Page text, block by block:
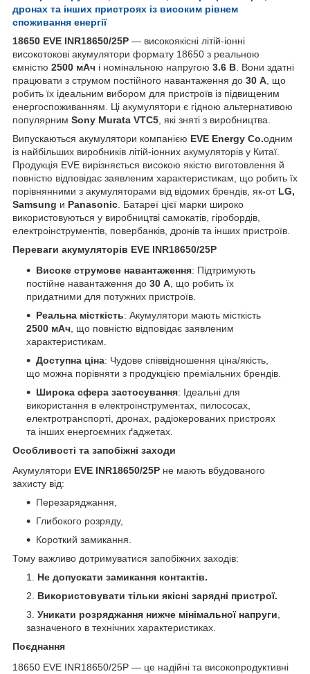
дронах та інших пристроях із високим рівнем
споживання енергії
18650 EVE INR18650/25P — високоякісні літій-іонні
високотокові акумулятори формату 18650 з реальною
ємністю 2500 мАч і номінальною напругою 3.6 В . Вони здатні
працювати з струмом постійного навантаження до 30 А , що
робить їх ідеальним вибором для пристроїв із підвищеним
енергоспоживанням. Ці акумулятори є гідною альтернативою
популярним Sony Murata VTC5 , які зняті з виробництва.
Випускаються акумулятори компанією EVE Energy Co.одним
із найбільших виробників літій-іонних акумуляторів у Китаї.
Продукція EVE вирізняється високою якістю виготовлення й
повністю відповідає заявленим характеристикам, що робить їх
порівнянними з акумуляторами від відомих брендів, як-от LG,
Samsung и Panasonic . Батареї цієї марки широко
використовуються у виробництві самокатів, гіробордів,
електроінструментів, повербанків, дронів та інших пристроїв.
Переваги акумуляторів EVE INR18650/25P
Високе струмове навантаження: Підтримують
постійне навантаження до 30 А , що робить їх
придатними для потужних пристроїв.
Реальна місткість: Акумулятори мають місткість
2500 мАч , що повністю відповідає заявленим
характеристикам.
Доступна ціна: Чудове співвідношення ціна/якість,
що можна порівняти з продукцією преміальних брендів.
Широка сфера застосування: Ідеальні для
використання в електроінструментах, пилососах,
електротранспорті, дронах, радіокерованих пристроях
та інших енергоємних ґаджетах.
Особливості та запобіжні заходи
Акумулятори EVE INR18650/25P не мають вбудованого
захисту від:
Перезаряджання,
Глибокого розряду,
Короткий замикання.
Тому важливо дотримуватися запобіжних заходів:
Не допускати замикання контактів.
Використовувати тільки якісні зарядні пристрої.
Уникати розряджання нижче мінімальної напруги,
зазначеного в технічних характеристиках.
Поєднання
18650 EVE INR18650/25P — це надійні та високопродуктивні